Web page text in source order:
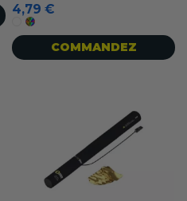
4,79 €
BlancMulticolore
COMMANDEZ